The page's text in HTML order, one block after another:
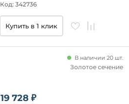
Код: 342736
Купить в 1 клик
19 728 ₽
В наличии 20 шт.
Золотое сечение